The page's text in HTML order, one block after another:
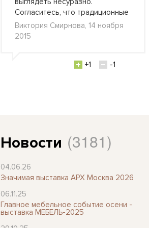
Согласитесь, что традиционные
Виктория Смирнова, 14 ноября
2015
+1 -1
Новости (3181)
04.06.26
Значимая выставка АРХ Москва 2026
06.11.25
Главное мебельное событие осени -
выставка МЕБЕЛЬ-2025